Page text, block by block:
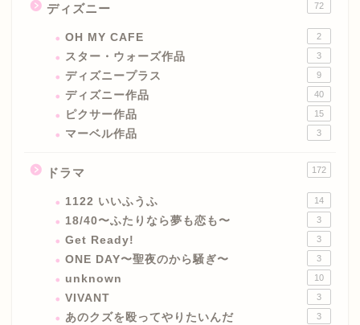
ディズニー 72
OH MY CAFE 2
スター・ウォーズ作品 3
ディズニープラス 9
ディズニー作品 40
ピクサー作品 15
マーベル作品 3
ドラマ 172
1122 いいふうふ 14
18/40〜ふたりなら夢も恋も〜 3
Get Ready! 3
ONE DAY〜聖夜のから騒ぎ〜 3
unknown 10
VIVANT 3
あのクズを殴ってやりたいんだ 3